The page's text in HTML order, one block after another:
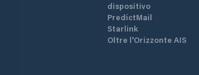
dispositivo
PredictMail
Starlink
Oltre l'Orizzonte AIS